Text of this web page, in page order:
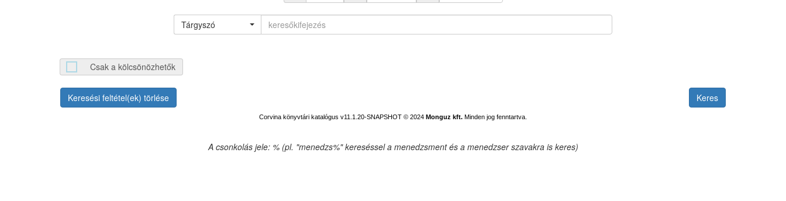
Tárgyszó
Csak a kölcsönözhetők
Keresési feltétel(ek) törlése
Corvina könyvtári katalógus v11.1.20-SNAPSHOT © 2024 Monguz kft. Minden jog fenntartva.
A csonkolás jele: % (pl. "menedzs%" kereséssel a menedzsment és a menedzser szavakra is keres)